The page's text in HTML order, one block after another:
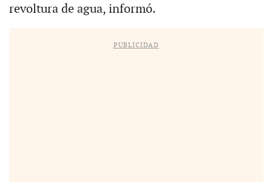
revoltura de agua, informó.
PUBLICIDAD